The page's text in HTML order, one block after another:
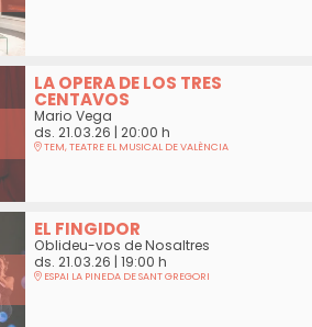
LA OPERA DE LOS TRES
CENTAVOS
Mario Vega
ds. 21.03.26 | 20:00 h
TEM, TEATRE EL MUSICAL DE VALÈNCIA
EL FINGIDOR
Oblideu-vos de Nosaltres
ds. 21.03.26 | 19:00 h
ESPAI LA PINEDA DE SANT GREGORI